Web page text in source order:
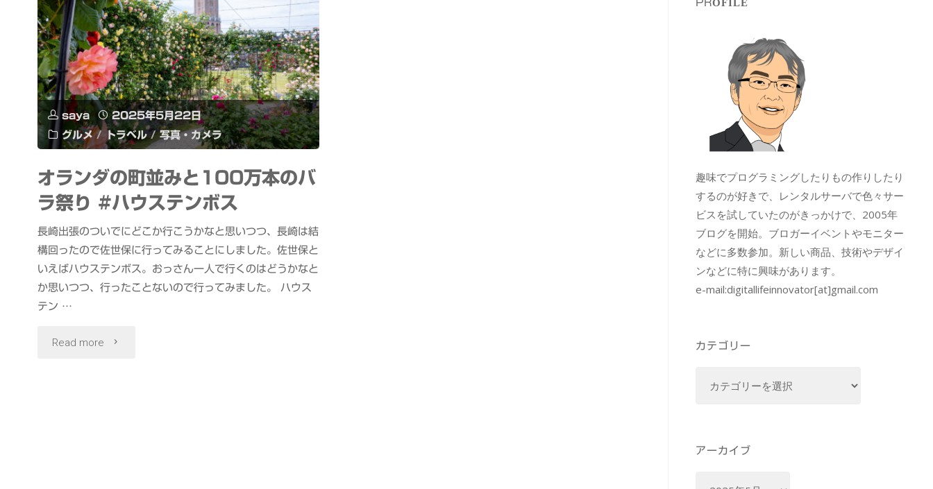
saya
2025年5月22日
グルメ / トラベル / 写真・カメラ
オランダの町並みと100万本のバ
ラ祭り #ハウステンボス
長崎出張のついでにどこか行こうかなと思いつつ、長崎は結
構回ったので佐世保に行ってみることにしました。佐世保と
いえばハウステンボス。おっさん一人で行くのはどうかなと
か思いつつ、行ったことないので行ってみました。 ハウス
テン …
Read more "オ
PROFILE
趣味でプログラミングしたりもの作りしたり
するのが好きで、レンタルサーバで色々サー
ビスを試していたのがきっかけで、2005年
ブログを開始。ブロガーイベントやモニター
などに多数参加。新しい商品、技術やデザイ
ンなどに特に興味があります。
e-mail:digitallifeinnovator[at]gmail.com
カテゴリー
ー
アーカイブ